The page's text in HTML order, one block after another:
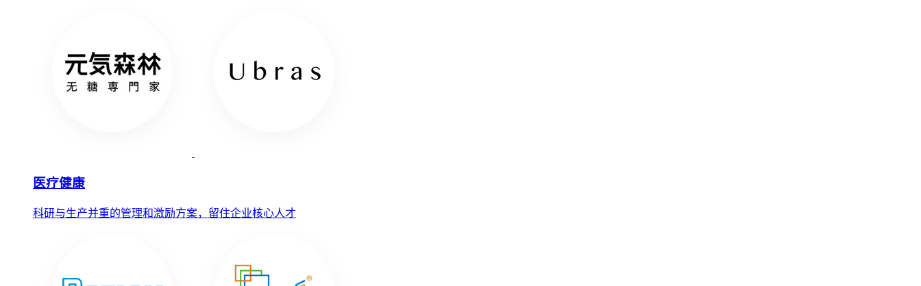
医疗健康
科研与生产并重的管理和激励方案，留住企业核心人才